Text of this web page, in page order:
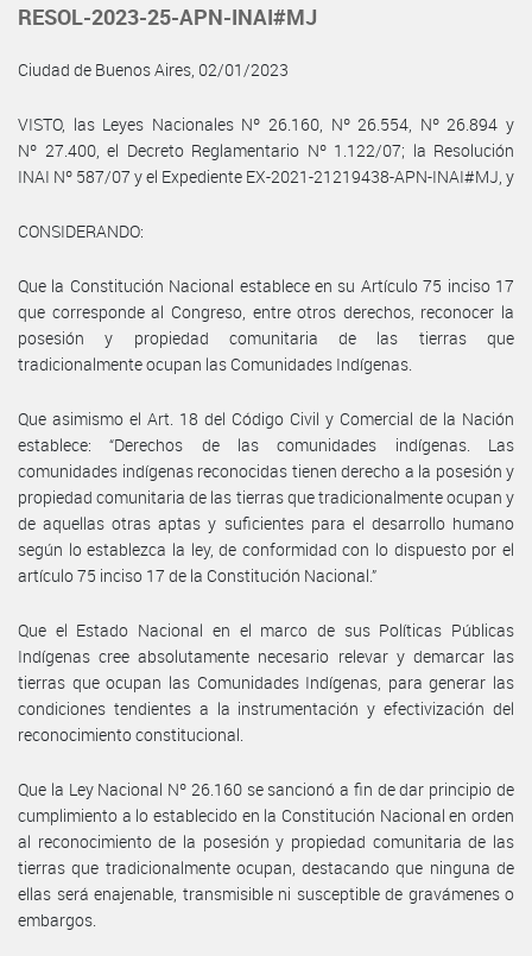
RESOL-2023-25-APN-INAI#MJ
Ciudad de Buenos Aires, 02/01/2023
VISTO, las Leyes Nacionales Nº 26.160, Nº 26.554, Nº 26.894 y
Nº 27.400, el Decreto Reglamentario Nº 1.122/07; la Resolución
INAI Nº 587/07 y el Expediente EX-2021-21219438-APN-INAI#MJ, y
CONSIDERANDO:
Que la Constitución Nacional establece en su Artículo 75 inciso 17
que corresponde al Congreso, entre otros derechos, reconocer la
posesión y propiedad comunitaria de las tierras que
tradicionalmente ocupan las Comunidades Indígenas.
Que asimismo el Art. 18 del Código Civil y Comercial de la Nación
establece: “Derechos de las comunidades indígenas. Las
comunidades indígenas reconocidas tienen derecho a la posesión y
propiedad comunitaria de las tierras que tradicionalmente ocupan y
de aquellas otras aptas y suficientes para el desarrollo humano
según lo establezca la ley, de conformidad con lo dispuesto por el
artículo 75 inciso 17 de la Constitución Nacional.”
Que el Estado Nacional en el marco de sus Políticas Públicas
Indígenas cree absolutamente necesario relevar y demarcar las
tierras que ocupan las Comunidades Indígenas, para generar las
condiciones tendientes a la instrumentación y efectivización del
reconocimiento constitucional.
Que la Ley Nacional Nº 26.160 se sancionó a fin de dar principio de
cumplimiento a lo establecido en la Constitución Nacional en orden
al reconocimiento de la posesión y propiedad comunitaria de las
tierras que tradicionalmente ocupan, destacando que ninguna de
ellas será enajenable, transmisible ni susceptible de gravámenes o
embargos.